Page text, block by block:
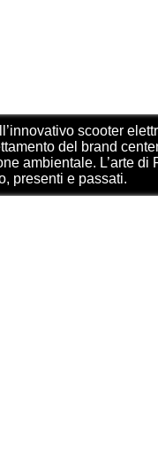
scooter
del brand
ambientale. L’arte
presenti e passati.